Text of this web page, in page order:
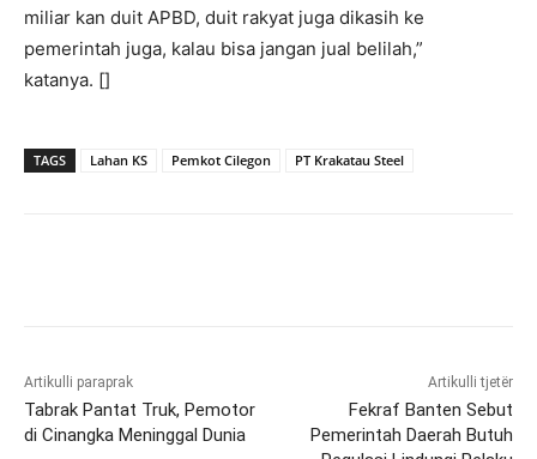
miliar kan duit APBD, duit rakyat juga dikasih ke
pemerintah juga, kalau bisa jangan jual belilah,”
katanya. []
TAGS Lahan KS Pemkot Cilegon PT Krakatau Steel
Artikulli paraprak
Tabrak Pantat Truk, Pemotor
di Cinangka Meninggal Dunia
Artikulli tjetër
Fekraf Banten Sebut
Pemerintah Daerah Butuh